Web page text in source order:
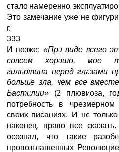
стало намеренно
Это замечание уже не
г.
333
И позже: «При виде всего
совсем хорошо, мое
гильотина перед глазами
больше зла, чем все
Бастилии» (2 плювиоза,
потребность в чрезмерном
своих писаниях. И не
наконец, право все
осознал, что такие
провозглашенных